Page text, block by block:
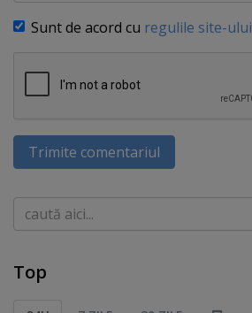
Sunt de acord cu regulile site-ului
Trimite comentariul
Caută
Top